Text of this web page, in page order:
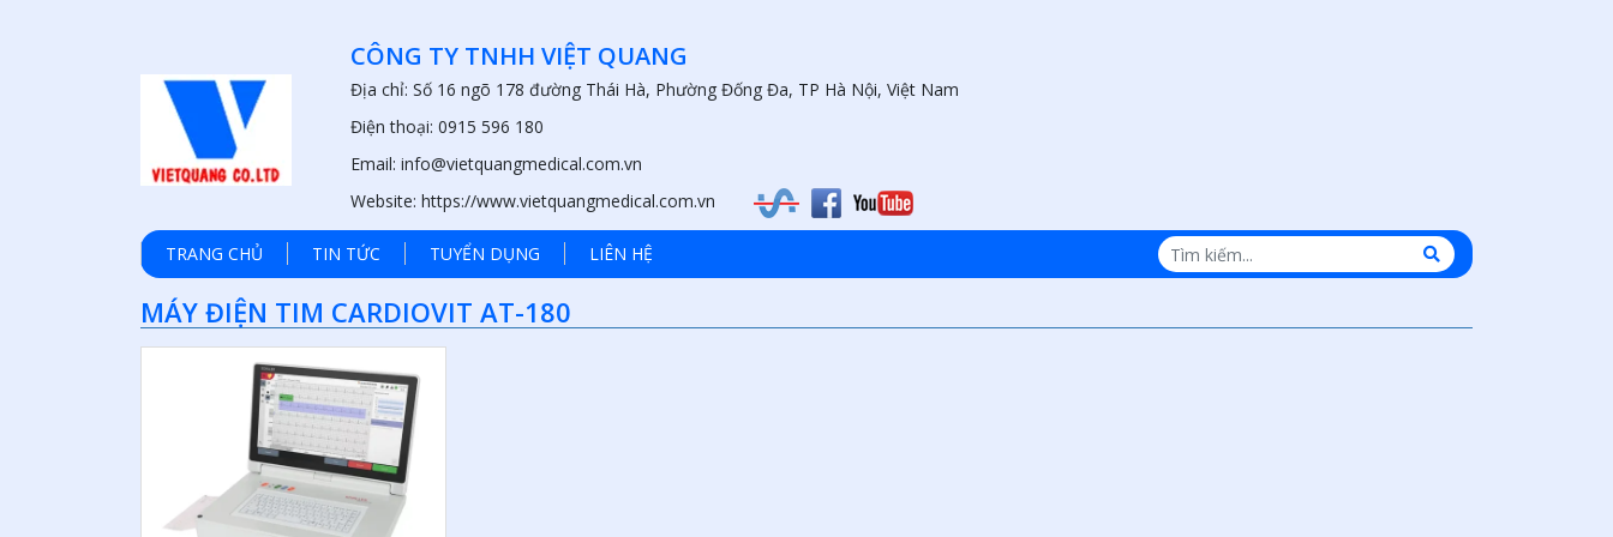
CÔNG TY TNHH VIỆT QUANG
Địa chỉ: Số 16 ngõ 178 đường Thái Hà, Phường Đống Đa, TP Hà Nội, Việt Nam
Điện thoại: 0915 596 180
Email: info@vietquangmedical.com.vn
Website: https://www.vietquangmedical.com.vn
TRANG CHỦ TIN TỨC TUYỂN DỤNG LIÊN HỆ
MÁY ĐIỆN TIM CARDIOVIT AT-180